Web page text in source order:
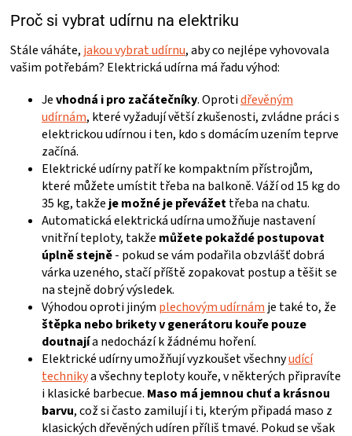
Proč si vybrat udírnu na elektriku
Stále váháte, jakou vybrat udírnu, aby co nejlépe vyhovovala
vašim potřebám? Elektrická udírna má řadu výhod:
Jevhodná i pro začátečníky. Oprotidřevěným
udírnám, které vyžadují větší zkušenosti, zvládne práci s
elektrickou udírnou i ten, kdo s domácím uzením teprve
začíná.
Elektrické udírny patří ke kompaktním přístrojům,
které můžete umístit třeba na balkoně. Váží od 15 kg do
35 kg, takže je možné je převážettřeba na chatu.
Automatická elektrická udírna umožňuje nastavení
vnitřní teploty, takže můžete pokaždé postupovat
úplně stejně- pokud se vám podařila obzvlášť dobrá
várka uzeného, stačí příště zopakovat postup a těšit se
na stejně dobrý výsledek.
Výhodou oproti jiným plechovým udírnám je také to, že
štěpka nebo brikety v generátoru kouře pouze
doutnajía nedochází k žádnému hoření.
Elektrické udírny umožňují vyzkoušet všechnyudící
technikya všechny teploty kouře, v některých připravíte
i klasické barbecue. Maso má jemnou chuť a krásnou
barvu, což si často zamilují i ti, kterým připadá maso z
klasických dřevěných udíren příliš tmavé. Pokud se však